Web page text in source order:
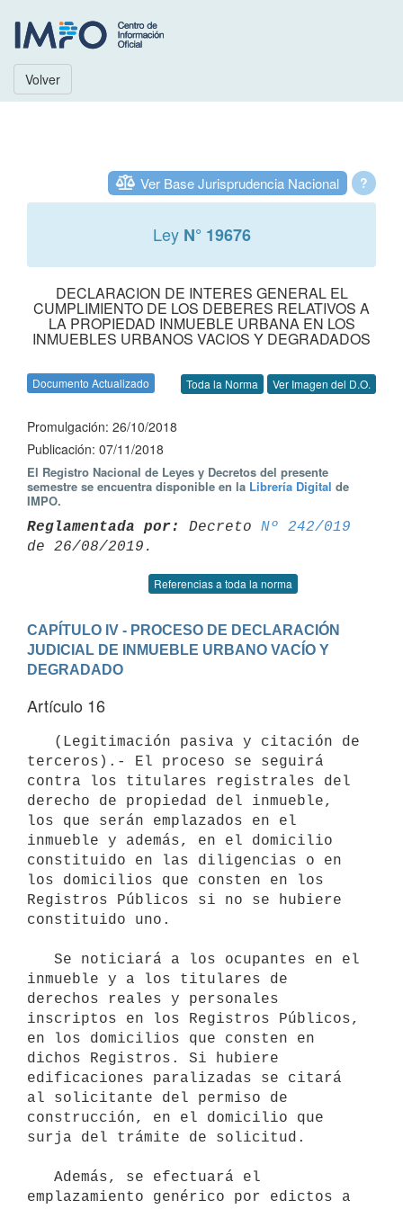
Volver
?
Ver Base Jurisprudencia Nacional
Ley N° 19676
DECLARACION DE INTERES GENERAL EL
CUMPLIMIENTO DE LOS DEBERES RELATIVOS A
LA PROPIEDAD INMUEBLE URBANA EN LOS
INMUEBLES URBANOS VACIOS Y DEGRADADOS
Documento Actualizado Toda la Norma Ver Imagen del D.O.
Promulgación: 26/10/2018
Publicación: 07/11/2018
El Registro Nacional de Leyes y Decretos del presente
semestre se encuentra disponible en la Librería Digital de
IMPO.
Reglamentada por: Decreto Nº 242/019
Referencias a toda la norma
CAPÍTULO IV - PROCESO DE DECLARACIÓN
JUDICIAL DE INMUEBLE URBANO VACÍO Y
DEGRADADO
Artículo 16
terceros).- El proceso se seguirá
contra los titulares registrales del
derecho de propiedad del inmueble,
los que serán emplazados en el
inmueble y además, en el domicilio
constituido en las diligencias o en
los domicilios que consten en los
Registros Públicos si no se hubiere
constituido uno.
inmueble y a los titulares de
derechos reales y personales
inscriptos en los Registros Públicos,
en los domicilios que consten en
dichos Registros. Si hubiere
edificaciones paralizadas se citará
al solicitante del permiso de
construcción, en el domicilio que
surja del trámite de solicitud.
emplazamiento genérico por edictos a